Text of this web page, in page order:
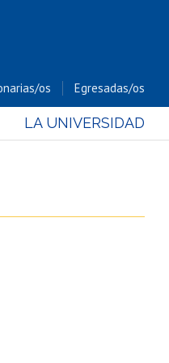
os Egresadas/os
LA UNIVERSIDAD